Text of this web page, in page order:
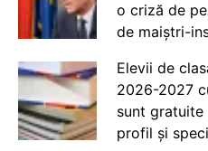
o criză de
de maiștri-
Elevii de
2026-2027
sunt
profil și